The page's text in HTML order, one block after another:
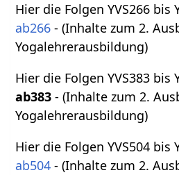
Hier die Folgen YVS266 bis
ab266 - (Inhalte zum 2.
Yogalehrerausbildung)
Hier die Folgen YVS383 bis
ab383 - (Inhalte zum 2.
Yogalehrerausbildung)
Hier die Folgen YVS504 bis
ab504 - (Inhalte zum 2.